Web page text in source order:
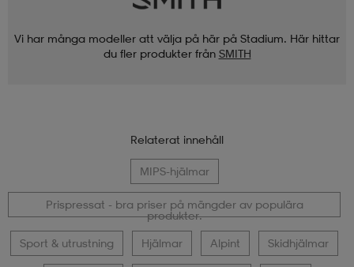
Vi har många modeller att välja på här på Stadium. Här hittar
du fler produkter från SMITH
Relaterat innehåll
MIPS-hjälmar
Prispressat - bra priser på mängder av populära
produkter.
Sport & utrustning Hjälmar Alpint Skidhjälmar